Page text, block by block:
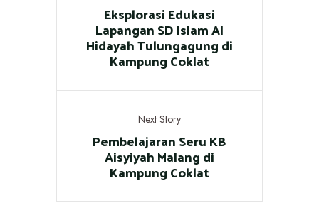
Eksplorasi Edukasi
Lapangan SD Islam Al
Hidayah Tulungagung di
Kampung Coklat
Next Story
Pembelajaran Seru KB
Aisyiyah Malang di
Kampung Coklat